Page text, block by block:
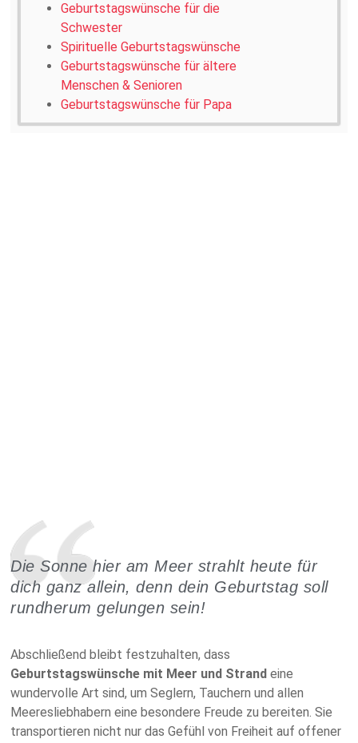
Geburtstagswünsche für die
Schwester
Spirituelle Geburtstagswünsche
Geburtstagswünsche für ältere
Menschen & Senioren
Geburtstagswünsche für Papa
Die Sonne hier am Meer strahlt heute für
dich ganz allein, denn dein Geburtstag soll
rundherum gelungen sein!
Abschließend bleibt festzuhalten, dass
Geburtstagswünsche mit Meer und Strand eine
wundervolle Art sind, um Seglern, Tauchern und allen
Meeresliebhabern eine besondere Freude zu bereiten. Sie
transportieren nicht nur das Gefühl von Freiheit auf offener